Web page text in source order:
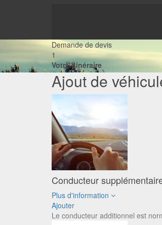
Demande de devis
1
Votre itinéraire
Ajout de
Conducteur
Plus d'information
Ajouter
Le conducteur additionnel est